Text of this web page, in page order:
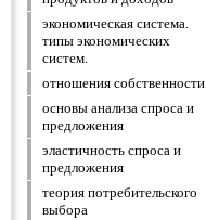
экономическая система.
типы экономических
систем.
отношения собственности
основы анализа спроса и
предложения
эластичность спроса и
предложения
теория потребительского
выбора